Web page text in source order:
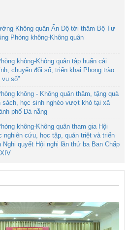
Không quân Ấn Độ tới thăm Bộ Tư
Phòng không-Không quân
không-Không quân tập huấn cải
chuyển đổi số, triển khai Phong trào
vụ số”
không - Không quân thăm, tặng quà
sách, học sinh nghèo vượt khó tại xã
phố Đà nẵng
không-Không quân tham gia Hội
nghiên cứu, học tập, quán triệt và triển
quyết Hội nghị lần thứ ba Ban Chấp